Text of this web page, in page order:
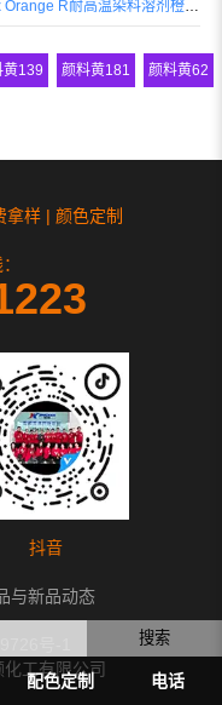
下一篇 : 朗盛橙R环保染料LANXESS Macrolex Orange R耐高温染料溶剂橙107
黄139 颜料黄181 颜料黄62
样 | 颜色定制
抖音
与新品动态
号-1
工有限公司
搜索
配色定制 电话